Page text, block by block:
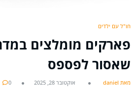
חו"ל עם ילדים
פארקים מומלצים
שאסור לפספס
מאת daniel אוקטובר 28, 2025 0